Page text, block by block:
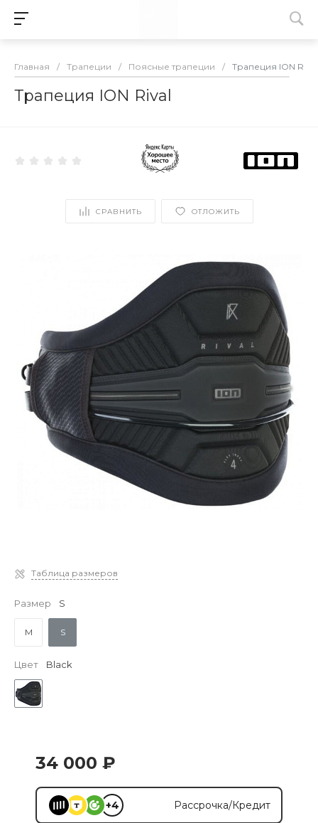
Главная / Трапеции / Поясные трапеции / Трапеция ION Rival
Трапеция ION Rival
СРАВНИТЬ ОТЛОЖИТЬ
Таблица размеров
Размер S
M S
Цвет Black
34 000 ₽
+4 Рассрочка/Кредит